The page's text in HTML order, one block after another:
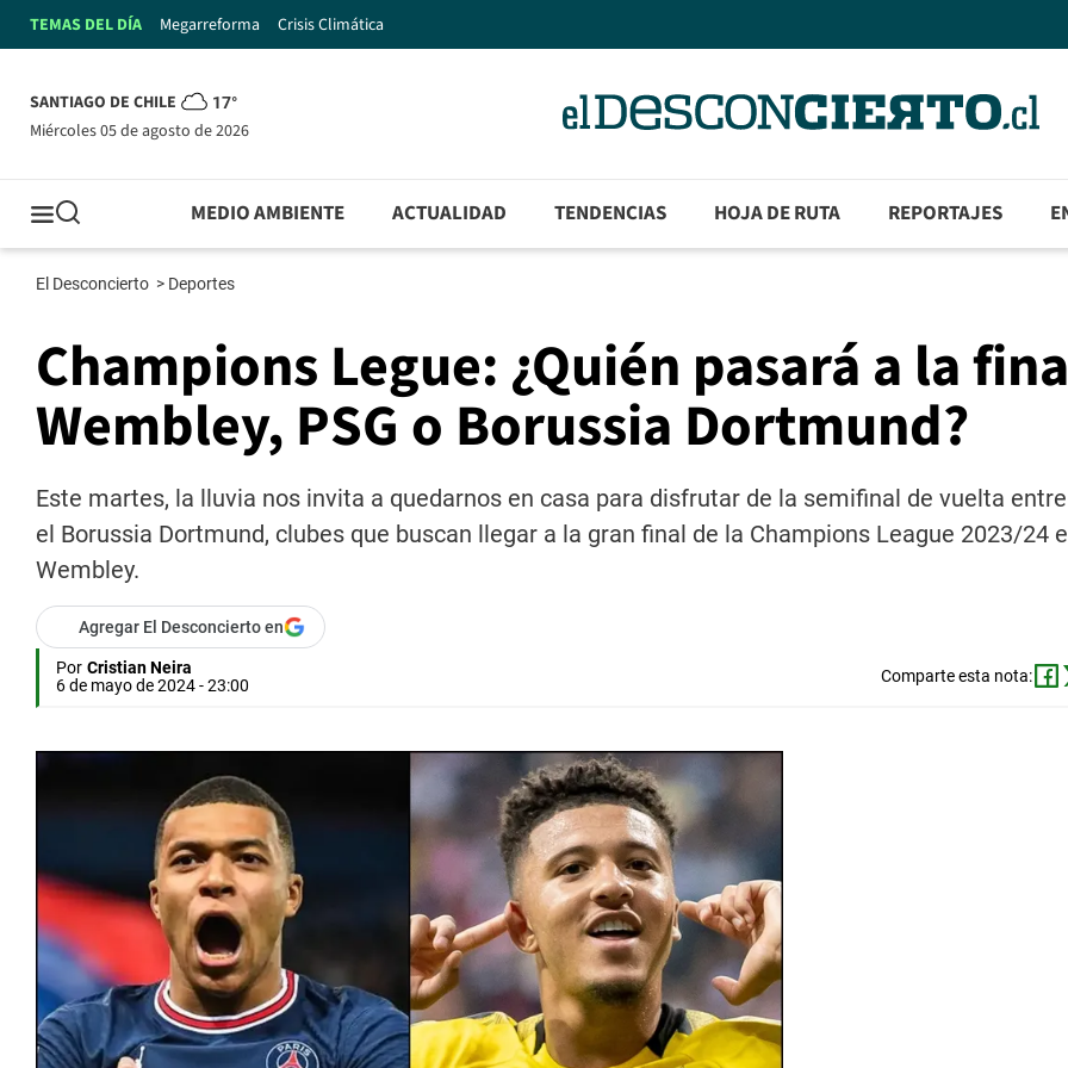
TEMAS DEL DÍA Megarreforma Crisis Climática
SANTIAGO DE CHILE 17°
miércoles 05 de agosto de 2026
MEDIO AMBIENTE ACTUALIDAD TENDENCIAS HOJA DE RUTA REPORTAJES
El Desconcierto > Deportes
Champions Legue: ¿Quién pasará a la
Wembley, PSG o Borussia Dortmund?
Este martes, la lluvia nos invita a quedarnos en casa para disfrutar de la semifinal de vuelta entre
el Borussia Dortmund, clubes que buscan llegar a la gran final de la Champions League 2023/24
Wembley.
Agregar El Desconcierto en
Por Cristian Neira
6 de mayo de 2024 - 23:00
Comparte esta nota: